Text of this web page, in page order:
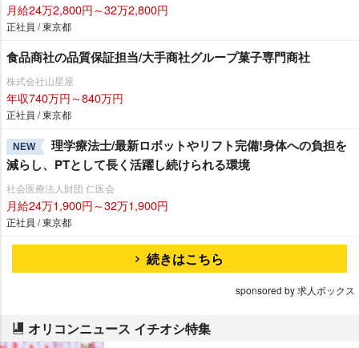
月給24万2,800円～32万2,800円
正社員 / 東京都
食品商社の品質保証担当/大手商社グループ菓子専門商社
株式会社山星屋
年収740万円～840万円
正社員 / 東京都
NEW
理学療法士/最新ロボットやリフト完備!身体への負担を
減らし、PTとして長く活躍し続けられる環境
社会医療法人財団 仁医会
月給24万1,900円～32万1,900円
正社員 / 東京都
続きはこちら
sponsored by 求人ボックス
オリコンニュース イチオシ特集